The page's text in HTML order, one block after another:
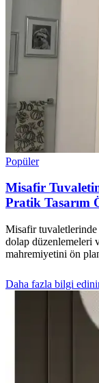
Popüler
Misafir
Pratik Tasarım
Misafir
dolap düzenlemeleri
mahremiyetini ön
Daha fazla bilgi